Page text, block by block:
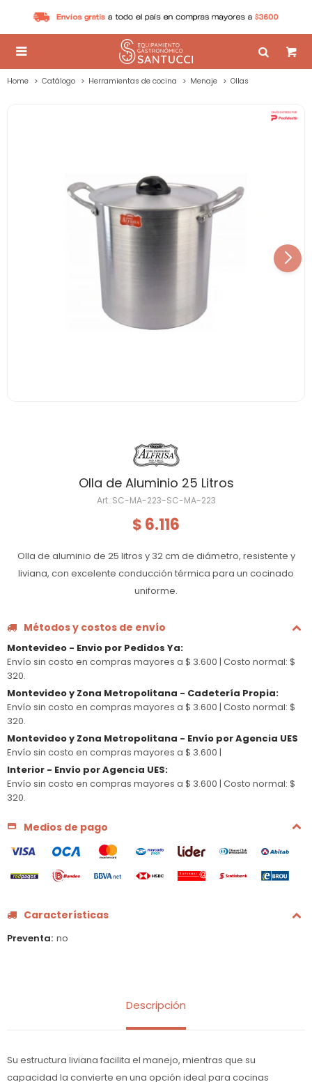

Home Catálogo Herramientas de cocina Menaje Ollas
Olla de Aluminio 25 Litros
SC-MA-223-SC-MA-223
$ 6.116
Olla de aluminio de 25 litros y 32 cm de diámetro, resistente y
liviana, con excelente conducción térmica para un cocinado
uniforme.
Métodos y costos de envío
Montevideo - Envio por Pedidos Ya:
Envío sin costo en compras mayores a $ 3.600 | Costo normal: $
320.
Montevideo y Zona Metropolitana - Cadetería Propia:
Envío sin costo en compras mayores a $ 3.600 | Costo normal: $
320.
Montevideo y Zona Metropolitana - Envío por Agencia UES
Envío sin costo en compras mayores a $ 3.600 |
Interior - Envío por Agencia UES:
Envío sin costo en compras mayores a $ 3.600 | Costo normal: $
320.
Medios de pago
Características
Preventa no
Descripción
Su estructura liviana facilita el manejo, mientras que su
capacidad la convierte en una opción ideal para cocinas